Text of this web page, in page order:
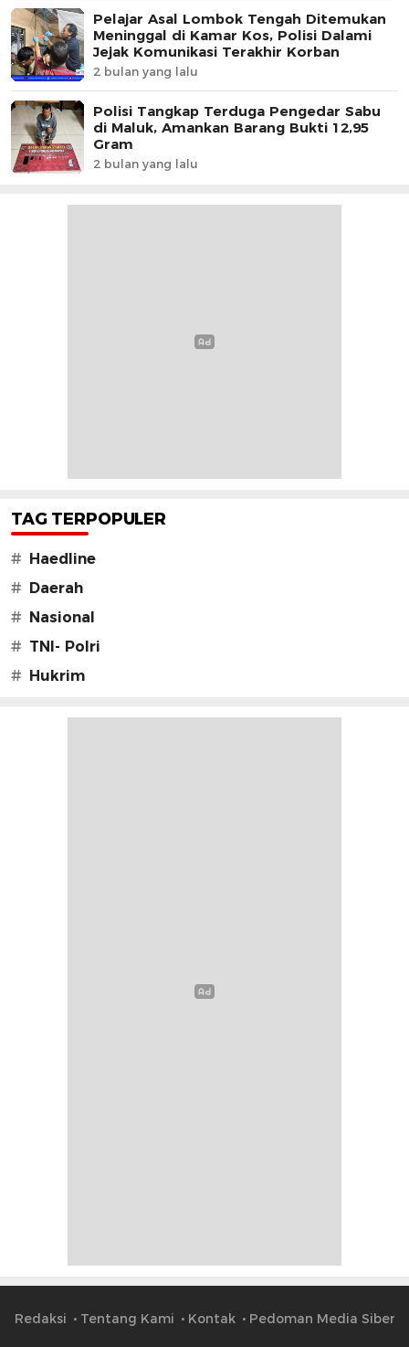
Pelajar Asal Lombok Tengah Ditemukan
Meninggal di Kamar Kos, Polisi Dalami
Jejak Komunikasi Terakhir Korban
2 bulan yang lalu
Polisi Tangkap Terduga Pengedar Sabu
di Maluk, Amankan Barang Bukti 12,95
Gram
2 bulan yang lalu
TAG TERPOPULER
# Haedline
# Daerah
# Nasional
# TNI- Polri
# Hukrim
Redaksi Tentang Kami Kontak Pedoman Media Siber